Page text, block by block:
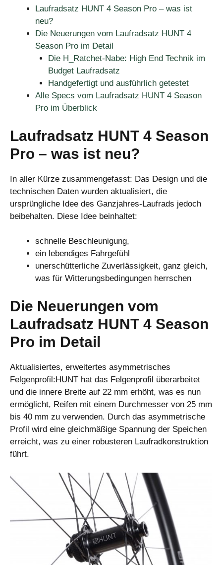
Laufradsatz HUNT 4 Season Pro – was ist
neu?
Die Neuerungen vom Laufradsatz HUNT 4
Season Pro im Detail
Die H_Ratchet-Nabe: High End Technik im
Budget Laufradsatz
Handgefertigt und ausführlich getestet
Alle Specs vom Laufradsatz HUNT 4 Season
Pro im Überblick
Laufradsatz HUNT 4 Season
Pro – was ist neu?
In aller Kürze zusammengefasst: Das Design und die
technischen Daten wurden aktualisiert, die
ursprüngliche Idee des Ganzjahres-Laufrads jedoch
beibehalten. Diese Idee beinhaltet:
schnelle Beschleunigung,
ein lebendiges Fahrgefühl
unerschütterliche Zuverlässigkeit, ganz gleich,
was für Witterungsbedingungen herrschen
Die Neuerungen vom
Laufradsatz HUNT 4 Season
Pro im Detail
Aktualisiertes, erweitertes asymmetrisches
Felgenprofil:HUNT hat das Felgenprofil überarbeitet
und die innere Breite auf 22 mm erhöht, was es nun
ermöglicht, Reifen mit einem Durchmesser von 25 mm
bis 40 mm zu verwenden. Durch das asymmetrische
Profil wird eine gleichmäßige Spannung der Speichen
erreicht, was zu einer robusteren Laufradkonstruktion
führt.